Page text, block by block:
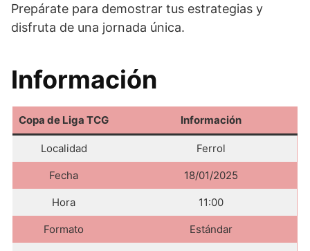
Prepárate para demostrar tus estrategias y
disfruta de una jornada única.
Información
Copa de Liga TCG Información
Localidad Ferrol
Fecha 18/01/2025
Hora 11:00
Formato Estándar